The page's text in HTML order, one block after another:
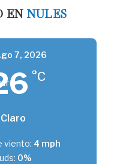
EN NULES
7, 2026
°C
viento: 4 mph
0%